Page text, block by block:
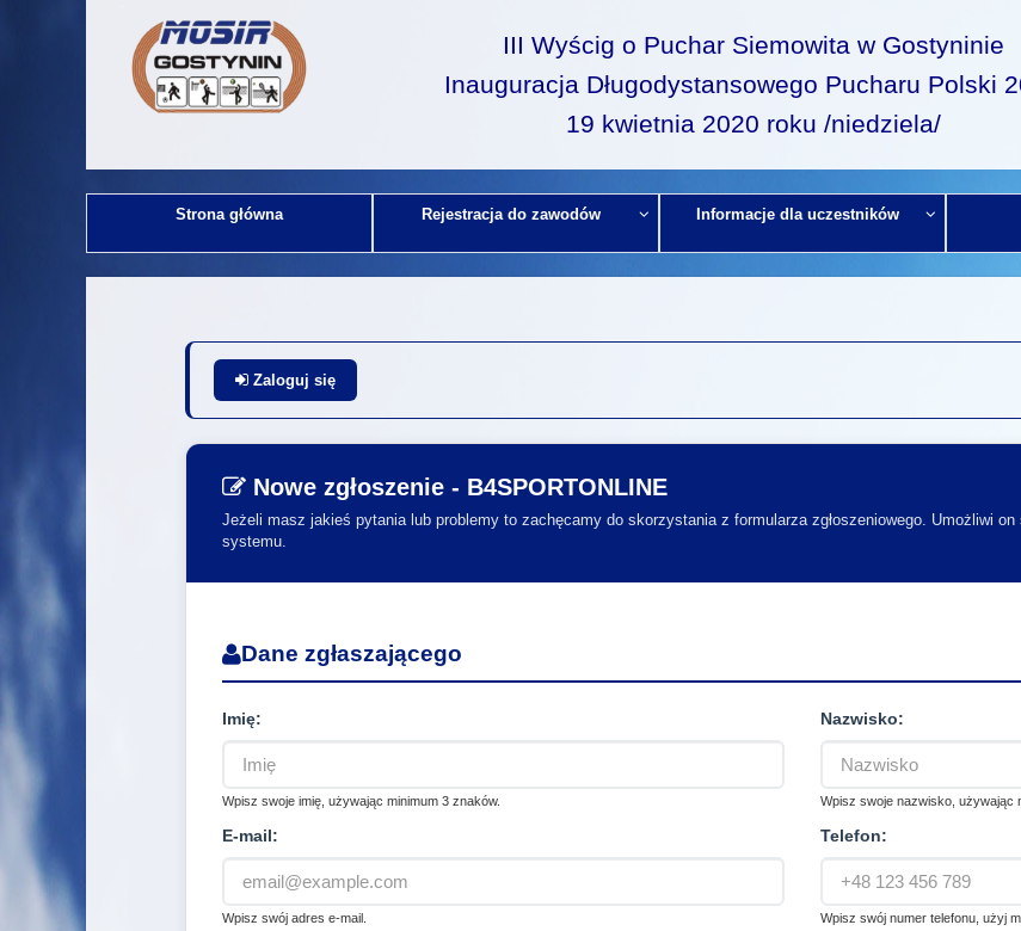
III Wyścig o Puchar Siemowita w Gostyninie
Inauguracja Długodystansowego Pucharu Polski
19 kwietnia 2020 roku /niedziela/
Strona główna Rejestracja do zawodów Informacje dla uczestników
Zaloguj się
Nowe zgłoszenie - B4SPORTONLINE
Jeżeli masz jakieś pytania lub problemy to zachęcamy do skorzystania z formularza zgłoszeniowego. Umożliwi
systemu.
Dane zgłaszającego
Imię:
Wpisz swoje imię, używając minimum 3 znaków.
Nazwisko:
Wpisz swoje nazwisko, używając
E-mail:
Wpisz swój adres e-mail.
Telefon:
Wpisz swój numer telefonu, użyj